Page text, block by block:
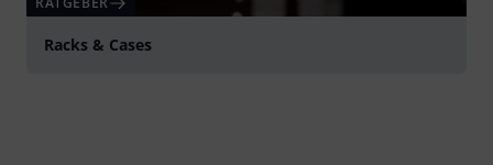
Racks & Cases